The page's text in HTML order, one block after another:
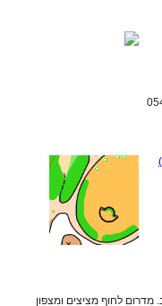
לחוף מציצים ומצפון